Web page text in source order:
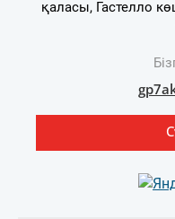
қаласы, Гастелло